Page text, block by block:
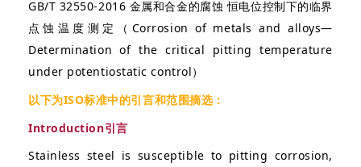
GB/T 32550-2016 金属和合金的腐蚀 恒电位控制下的临界
点蚀温度测定（Corrosion of metals and alloys—
Determination of the critical pitting temperature
under potentiostatic control）
以下为ISO标准中的引言和范围摘选：
Introduction引言
Stainless steel is susceptible to pitting corrosion,